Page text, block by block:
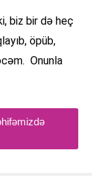
biz bir də heç
öpüb,
Onunla